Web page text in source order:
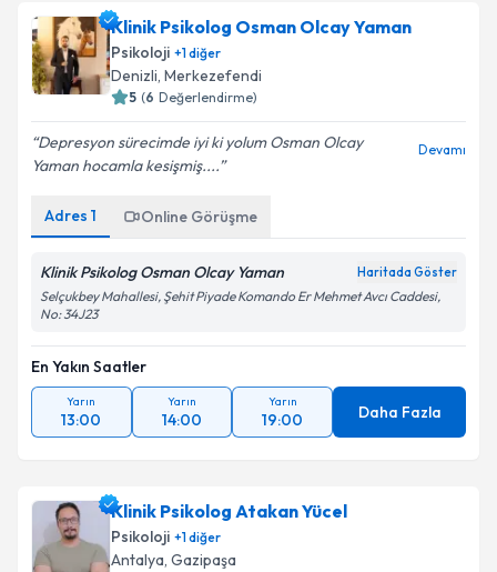
Klinik Psikolog Osman Olcay Yaman
Psikoloji +1diğer
Denizli, Merkezefendi
5 (6 Değerlendirme)
Depresyon sürecimde iyi ki yolum Osman Olcay
Yaman hocamla kesişmiş....
Devamı
Adres 1 Online Görüşme
Klinik Psikolog Osman Olcay Yaman Haritada Göster
Selçukbey Mahallesi, Şehit Piyade Komando Er Mehmet Avcı Caddesi,
No: 34J23
En Yakın Saatler
Yarın
13:00
Yarın
14:00
Yarın
19:00 Daha Fazla
Klinik Psikolog Atakan Yücel
Psikoloji +1diğer
Antalya, Gazipaşa